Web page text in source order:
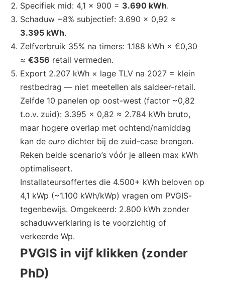
Specifiek mid: 4,1 × 900 = 3.690 kWh.
Schaduw −8% subjectief: 3.690 × 0,92 ≈
3.395 kWh.
Zelfverbruik 35% na timers: 1.188 kWh × €0,30
≈ €356 retail vermeden.
Export 2.207 kWh × lage TLV na 2027 = klein
restbedrag — niet meetellen als saldeer-retail.
Zelfde 10 panelen op oost-west (factor ~0,82
t.o.v. zuid): 3.395 × 0,82 ≈ 2.784 kWh bruto,
maar hogere overlap met ochtend/namiddag
kan de euro dichter bij de zuid-case brengen.
Reken beide scenario’s vóór je alleen max kWh
optimaliseert.
Installateursoffertes die 4.500+ kWh beloven op
4,1 kWp (~1.100 kWh/kWp) vragen om PVGIS-
tegenbewijs. Omgekeerd: 2.800 kWh zonder
schaduwverklaring is te voorzichtig of
verkeerde Wp.
PVGIS in vijf klikken (zonder
PhD)